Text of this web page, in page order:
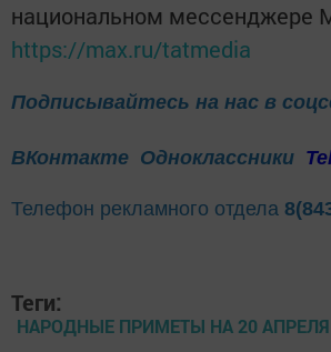
национальном мессенджере
https://max.ru/tatmedia
Подписывайтесь на нас в
ВКонтакте Одноклассники
Телефон рекламного отдела
Теги:
НАРОДНЫЕ ПРИМЕТЫ НА 20 АПРЕЛЯ